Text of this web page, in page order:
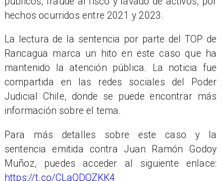
hechos ocurridos entre 2021 y 2023.
La lectura de la sentencia por parte del TOP de
Rancagua marca un hito en este caso que ha
mantenido la atención pública. La noticia fue
compartida en las redes sociales del Poder
Judicial Chile, donde se puede encontrar más
información sobre el tema.
Para más detalles sobre este caso y la
sentencia emitida contra Juan Ramón Godoy
Muñoz, puedes acceder al siguiente enlace:
https://t.co/CLaQDQZKK4